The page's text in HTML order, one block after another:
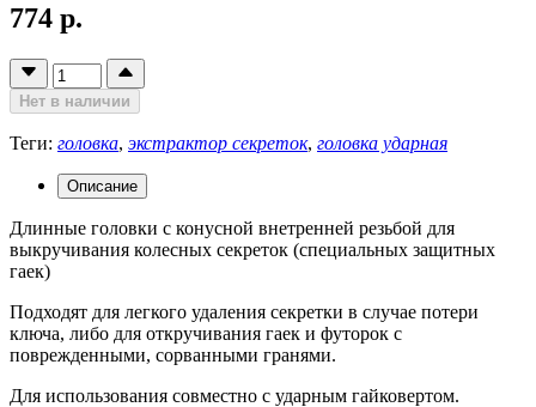
774 р.
Нет в наличии
Теги: головка, экстрактор секреток, головка ударная
Описание
Длинные головки с конусной внетренней резьбой для
выкручивания колесных секреток (специальных защитных
гаек)
Подходят для легкого удаления секретки в случае потери
ключа, либо для откручивания гаек и футорок с
поврежденными, сорванными гранями.
Для использования совместно с ударным гайковертом.